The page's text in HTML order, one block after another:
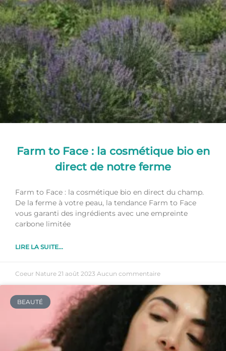
Farm to Face : la cosmétique bio en
direct de notre ferme
Farm to Face : la cosmétique bio en direct du champ.
De la ferme à votre peau, la tendance Farm to Face
vous garanti des ingrédients avec une empreinte
carbone limitée
LIRE LA SUITE...
Coeur Nature 21 août 2023 Aucun commentaire
BEAUTÉ